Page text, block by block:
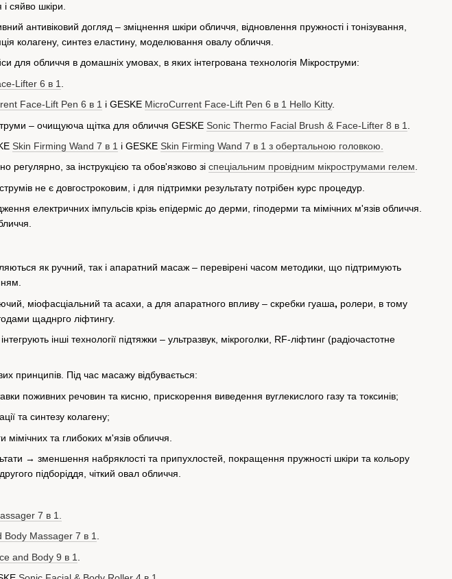
сяйво шкіри.
антивіковий догляд – зміцнення шкіри обличчя, відновлення пружності і тонізування,
колагену, синтез еластину, моделювання овалу обличчя.
для обличчя в домашніх умовах, в яких інтегрована технологія Мікроструми:
Lifter 6 в 1
Face-Lift Pen 6 в 1 і GESKE MicroCurrent Face-Lift Pen 6 в 1 Hello Kitty.
– очищуюча щітка для обличчя GESKE Sonic Thermo Facial Brush & Face-Lifter 8 в 1
Skin Firming Wand 7 в 1 і GESKE Skin Firming Wand 7 в 1 з обертальною головкою.
регулярно, за інструкцією та обов'язково зі спеціальним провідним мікрострумами гелем.
не є довгостроковим, і для підтримки результату потрібен курс процедур.
електричних імпульсів крізь епідерміс до дерми, гіподерми та мімічних м'язів обличчя.
як ручний, так і апаратний масаж – перевірені часом методики, що підтримують
міофасціальний та асахи, а для апаратного впливу – скребки гуаша, ролери, в тому
щаднрго ліфтингу.
інші технології підтяжки – ультразвук, мікроголки, RF-ліфтинг (радіочастотне
принципів. Під час масажу відбувається:
поживних речовин та кисню, прискорення виведення вуглекислого газу та токсинів;
та синтезу колагену;
та глибоких м'язів обличчя.
→ зменшення набряклості та припухлостей, покращення пружності шкіри та кольору
підборіддя, чіткий овал обличчя.
7 в 1.
Body Massager 7 в 1
and Body 9 в 1